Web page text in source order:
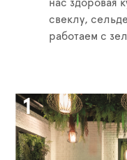
нас здоровая
свеклу,
работаем с